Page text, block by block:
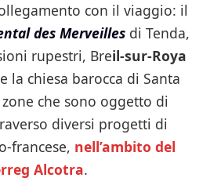
con il viaggio: il
des Merveilles di Tenda,
rupestri, Breil-sur-Roya
e la chiesa barocca di Santa
che sono oggetto di
diversi progetti di
francese, nell’ambito del
Alcotra.